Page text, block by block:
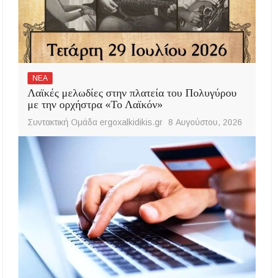
ΝΕΑ
Λαϊκές μελωδίες στην πλατεία του Πολυγύρου
με την ορχήστρα «Το Λαϊκόν»
Συντακτική Ομάδα ergoxalkidikis.gr 8 Αυγούστου, 2026